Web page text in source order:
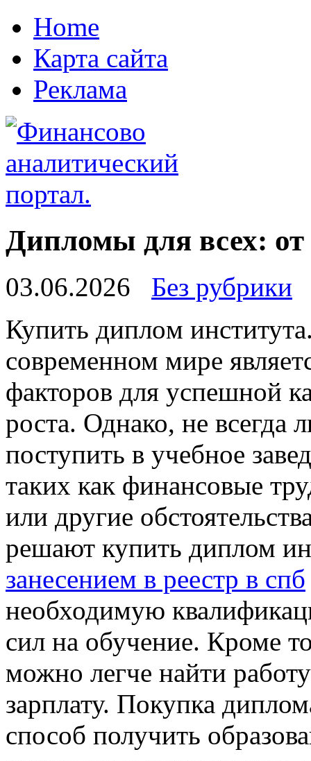
Home
Карта сайта
Реклама
Дипломы для всех: от
03.06.2026
Без рубрики
Купить диплoм
современном мире
факторов для успешной
роста. Однако, не
поступить в учебное
таких как финансовые
или другие
решают купить диплом
занесением в реестр в спб
необходимую
сил на обучение. Кроме
можно легче найти
зарплату. Покупка
способ получить